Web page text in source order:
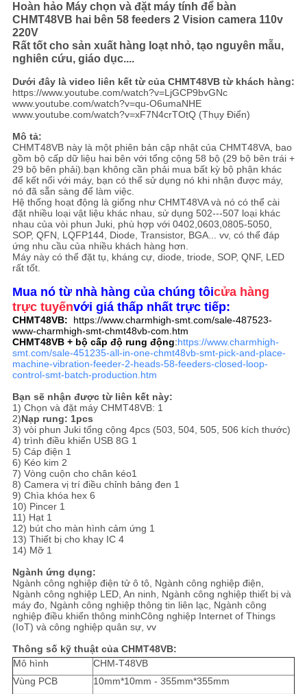
SƠ
ĐỒ
TRANG
WEB
CHÍNH
SÁCH
BẢO
MẬT
Hoàn hảo Máy chọn và đặt máy tính để bàn
CHMT48VB hai bên 58 feeders 2 Vision camera 110v
220V
Rất tốt cho sản xuất hàng loạt nhỏ, tạo nguyên mẫu,
nghiên cứu, giáo dục....
Dưới đây là video liên kết từ của CHMT48VB từ khách hàng:
https://www.youtube.com/watch?v=LjGCP9bvGNc
www.youtube.com/watch?v=qu-O6umaNHE
www.youtube.com/watch?v=xF7N4crTOtQ (Thụy Điển)
Mô tả:
CHMT48VB này là một phiên bản cập nhật của CHMT48VA, bao
gồm bộ cấp dữ liệu hai bên với tổng cộng 58 bộ (29 bộ bên trái +
29 bộ bên phải).bạn không cần phải mua bất kỳ bộ phận khác
để kết nối với máy, bạn có thể sử dụng nó khi nhận được máy,
nó đã sẵn sàng để làm việc.
Hệ thống hoạt động là giống như CHMT48VA và nó có thể cài
đặt nhiều loại vật liệu khác nhau, sử dụng 502---507 loại khác
nhau của vòi phun Juki, phù hợp với 0402,0603,0805-5050,
SOP, QFN, LQFP144, Diode, Transistor, BGA... vv, có thể đáp
ứng nhu cầu của nhiều khách hàng hơn.
Máy này có thể đặt tụ, kháng cự, diode, triode, SOP, QNF, LED
rất tốt.
Mua nó từ nhà hàng của chúng tôicửa hàng
trực tuyếnvới giá thấp nhất trực tiếp:
CHMT48VB:
https://www.charmhigh-smt.com/sale-487523-
www-charmhigh-smt-chmt48vb-com.htm
CHMT48VB + bộ cấp độ rung động:https://www.charmhigh-
smt.com/sale-451235-all-in-one-chmt48vb-smt-pick-and-place-
machine-vibration-feeder-2-heads-58-feeders-closed-loop-
control-smt-batch-production.htm
Bạn sẽ nhận được từ liên kết này:
1) Chọn và đặt máy CHMT48VB: 1
2)Nạp rung: 1pcs
3) vòi phun Juki tổng cộng 4pcs (503, 504, 505, 506 kích thước)
4) trình điều khiển USB 8G 1
5) Cáp điện 1
6) Kéo kim 2
7) Vòng cuộn cho chân kéo1
8) Camera vị trí điều chỉnh bảng đen 1
9) Chìa khóa hex 6
10) Pincer 1
11) Hạt 1
12) bút cho màn hình cảm ứng 1
13) Thiết bị cho khay IC 4
14) Mỡ 1
Ngành ứng dụng:
Ngành công nghiệp điện tử ô tô, Ngành công nghiệp điện,
Ngành công nghiệp LED, An ninh, Ngành công nghiệp thiết bị và
máy đo, Ngành công nghiệp thông tin liên lạc, Ngành công
nghiệp điều khiển thông minhCông nghiệp Internet of Things
(IoT) và công nghiệp quân sự, vv
Thông số kỹ thuật của CHMT48VB:
Mô hình
CHM-T48VB
Vùng PCB
10mm*10mm - 355mm*355mm